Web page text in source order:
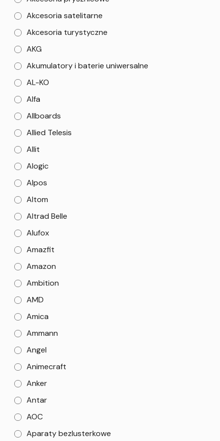
Akcesoria satelitarne
Akcesoria turystyczne
AKG
Akumulatory i baterie uniwersalne
AL-KO
Alfa
Allboards
Allied Telesis
Allit
Alogic
Alpos
Altom
Altrad Belle
Alufox
Amazfit
Amazon
Ambition
AMD
Amica
Ammann
Angel
Animecraft
Anker
Antar
AOC
Aparaty bezlusterkowe